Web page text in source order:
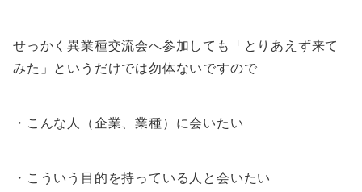
せっかく異業種交流会へ参加しても「とりあえず来て
みた」というだけでは勿体ないですので
・こんな人（企業、業種）に会いたい
・こういう目的を持っている人と会いたい